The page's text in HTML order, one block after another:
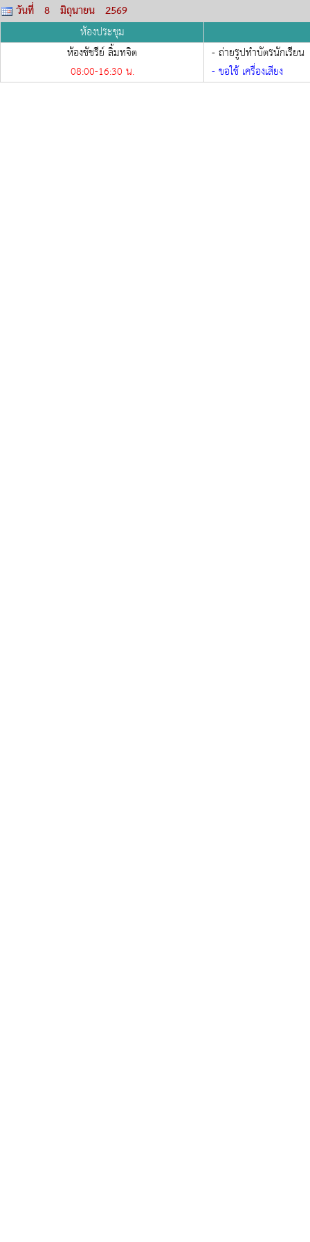
วันที่ 8 มิถุนายน 2569
ห้องประชุม
ห้องชัชรีย์ ลิ้มทจิต
08:00-16:30 น.
- ถ่ายรูปทำบัตรนักเรียน
- ขอใช้ เครื่องเสียง